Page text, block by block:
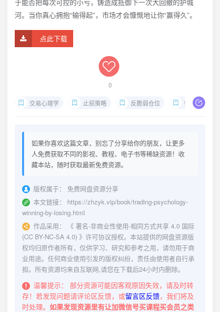
于能否把每次可控的小亏，铸造成抵御下一次大回撤的护城
河。当你真心拥抱“输得起”，市场才会慷慨地让你“赢得久”。
点此下载
0
交易心理学 止损策略 反脆弱仓位 情绪温度计
如果你喜欢这篇文章，别忘了分享给你的朋友，让更多
人免费获取不同的影视、教程、电子书等稀缺资源！收
藏本站，随时获取最新免费资源。
版权属于：
免费网盘资源分享
本文链接：
https://zhzyk.vip/book/trading-psychology-
winning-by-losing.html
作品采用：
《 署名-非商业性使用-相同方式共享 4.0 国际
(CC BY-NC-SA 4.0) 》许可协议授权。本站提供的网盘资源版
权均归原作者所有，仅供学习、研究和参考之用，请勿用于商
业用途。任何商业使用引发的版权纠纷，责任由使用者自行承
担。所有资源均来自互联网,请您在下载后24小时内删除。
温馨提示：
部分资源可能因客观原因失效，请及时转
存！若发现问题请评论区反馈，或留言区反馈，我们将及
时处理。 如果发现资源里有让加微信号买课程买会员之类